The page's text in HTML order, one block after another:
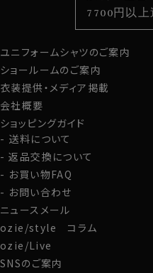
スタイルから選ぶ
定番シャツ
財布・名刺入れ
グローブ
ユニフォームシャツのご案内
ショールームのご案内
衣装提供・メディア掲載
会社概要
ショッピングガイド
送料について
返品交換について
お買い物FAQ
お問い合わせ
ニュースメール
ozie/style コラム
ozie/Live
SNSのご案内
7700円以